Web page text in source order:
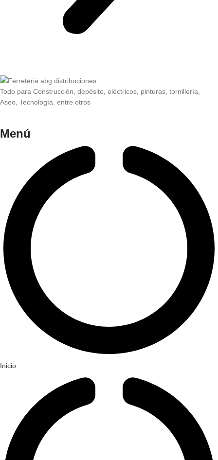
Todo para Construcción, depósito, eléctricos, pinturas, tornillería,
Aseo, Tecnología, entre otros
Menú
Inicio